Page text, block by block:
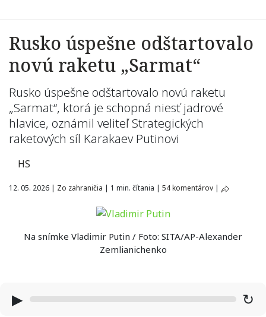
Rusko úspešne odštartovalo
novú raketu „Sarmat“
Rusko úspešne odštartovalo novú raketu
„Sarmat“, ktorá je schopná niesť jadrové
hlavice, oznámil veliteľ Strategických
raketových síl Karakaev Putinovi
HS
12. 05. 2026 | Zo zahraničia | 1 min. čítania | 54 komentárov |
Na snímke Vladimir Putin / Foto: SITA/AP-Alexander
Zemlianichenko
▶ ↻